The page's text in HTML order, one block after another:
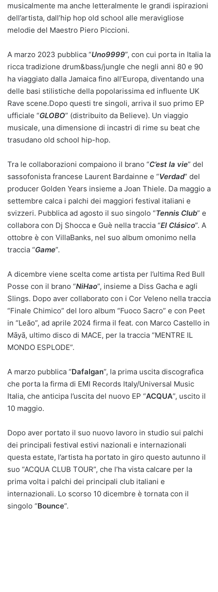
musicalmente ma anche letteralmente le grandi ispirazioni
dell’artista, dall’hip hop old school alle meravigliose
melodie del Maestro Piero Piccioni.
A marzo 2023 pubblica “Uno9999”, con cui porta in Italia la
ricca tradizione drum&bass/jungle che negli anni 80 e 90
ha viaggiato dalla Jamaica fino all’Europa, diventando una
delle basi stilistiche della popolarissima ed influente UK
Rave scene.Dopo questi tre singoli, arriva il suo primo EP
ufficiale “GLOBO” (distribuito da Believe). Un viaggio
musicale, una dimensione di incastri di rime su beat che
trasudano old school hip-hop.
Tra le collaborazioni compaiono il brano “C’est la vie” del
sassofonista francese Laurent Bardainne e “Verdad” del
producer Golden Years insieme a Joan Thiele. Da maggio a
settembre calca i palchi dei maggiori festival italiani e
svizzeri. Pubblica ad agosto il suo singolo “Tennis Club” e
collabora con Dj Shocca e Guè nella traccia “El Clásico”. A
ottobre è con VillaBanks, nel suo album omonimo nella
traccia “Game”.
A dicembre viene scelta come artista per l’ultima Red Bull
Posse con il brano “NiHao”, insieme a Diss Gacha e agli
Slings. Dopo aver collaborato con i Cor Veleno nella traccia
“Finale Chimico” del loro album “Fuoco Sacro” e con Peet
in “Leão”, ad aprile 2024 firma il feat. con Marco Castello in
Māyā, ultimo disco di MACE, per la traccia “MENTRE IL
MONDO ESPLODE”.
A marzo pubblica “Dafalgan”, la prima uscita discografica
che porta la firma di EMI Records Italy/Universal Music
Italia, che anticipa l’uscita del nuovo EP “ACQUA”, uscito il
10 maggio.
Dopo aver portato il suo nuovo lavoro in studio sui palchi
dei principali festival estivi nazionali e internazionali
questa estate, l’artista ha portato in giro questo autunno il
suo “ACQUA CLUB TOUR”, che l’ha vista calcare per la
prima volta i palchi dei principali club italiani e
internazionali. Lo scorso 10 dicembre è tornata con il
singolo “Bounce”.